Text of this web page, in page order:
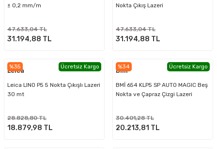
± 0,2 mm/m
47.633,04 TL
31.194,88 TL
Nokta Çıkış Lazeri
47.633,04 TL
31.194,88 TL
%35 Ücretsiz Kargo
Leica
Leica LINO P5 5 Nokta Çıkışlı Lazeri
30 mt
28.828,80 TL
18.879,98 TL
%34 Ücretsiz Kargo
Bmi
BMİ 654 KLP5 SP AUTO MAGIC Beş
Nokta ve Çapraz Çizgi Lazeri
30.401,28 TL
20.213,81 TL